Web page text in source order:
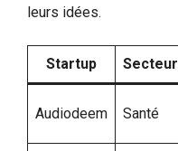
leurs idées.
Startup Secteur
Audiodeem Santé